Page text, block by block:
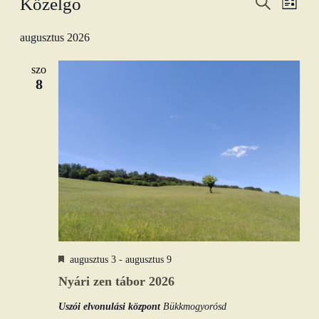
nézet
Lista
Közelgő
kiválasztása.
augusztus 2026
szo
8
Nyári zen tábor 2026
Kiemelt
augusztus 3- augusztus 9
Uszói elvonulási központ Bükkmogyorósd